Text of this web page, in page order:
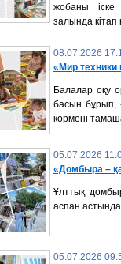
жобаны
залында
08.07.2026
«Мир
Балалар оқу
басын бұрып,
көрмені
05.07.2026
«Домбыра –
Ұлттық
аспан
05.07.2026